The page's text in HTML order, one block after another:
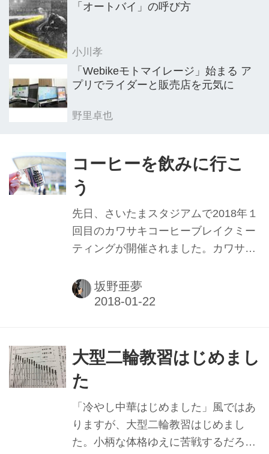
ということを伺ってい...
「オートバイ」の呼び方
小川孝
「Webikeモトマイレージ」始まる ア
プリでライダーと販売店を元気に
野里卓也
コーヒーを飲みに行こ
う
先日、さいたまスタジアムで2018年１
回目のカワサキコーヒーブレイクミー
ティングが開催されました。カワサキ
年で20年。私自身もカワサキ車に乗っ
ているので、「そうだ、コーヒーを飲
命で、高速道路を走っていると冷風が
直撃します。特に湾岸を走るとあまり
に寒いので自然とアクセルを開けるの
をためらいます。でも早く着きたい
し…と、途中で何度葛藤したことでし
ょう。 そんなことを繰り返しながら埼
坂野亜夢
大型二輪教習はじめまし
た
「冷やし中華はじめました」風ではあ
りますが、大型二輪教習はじめまし
た。小柄な体格ゆえに苦戦するだろう